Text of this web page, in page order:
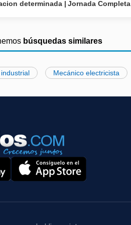
determinada
Jornada Completa
búsquedas similares
Mecánico electricista